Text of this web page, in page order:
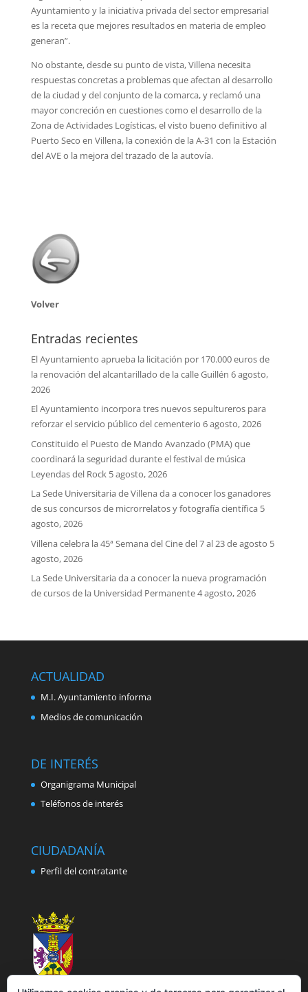
Ayuntamiento y la iniciativa privada del sector empresarial
es la receta que mejores resultados en materia de empleo
generan”.
No obstante, desde su punto de vista, Villena necesita
respuestas concretas a problemas que afectan al desarrollo
de la ciudad y del conjunto de la comarca, y reclamó una
mayor concreción en cuestiones como el desarrollo de la
Zona de Actividades Logísticas, el visto bueno definitivo al
Puerto Seco en Villena, la conexión de la A-31 con la Estación
del AVE o la mejora del trazado de la autovía.
Volver
Entradas recientes
El Ayuntamiento aprueba la licitación por 170.000 euros de
la renovación del alcantarillado de la calle Guillén 6 agosto,
2026
El Ayuntamiento incorpora tres nuevos sepultureros para
reforzar el servicio público del cementerio 6 agosto, 2026
Constituido el Puesto de Mando Avanzado (PMA) que
coordinará la seguridad durante el festival de música
Leyendas del Rock 5 agosto, 2026
La Sede Universitaria de Villena da a conocer los ganadores
de sus concursos de microrrelatos y fotografía científica 5
agosto, 2026
Villena celebra la 45ª Semana del Cine del 7 al 23 de agosto 5
agosto, 2026
La Sede Universitaria da a conocer la nueva programación
de cursos de la Universidad Permanente4 agosto, 2026
ACTUALIDAD
M.I. Ayuntamiento informa
Medios de comunicación
DE INTERÉS
Organigrama Municipal
Teléfonos de interés
CIUDADANÍA
Perfil del contratante